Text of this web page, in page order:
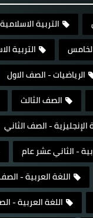
التربية
التربية
الرياضيات - الصف الاول
الصف الثالث
الإنجليزية - الصف الثاني
- الثاني عشر عام
اللغة العربية -
اللغة العربية -